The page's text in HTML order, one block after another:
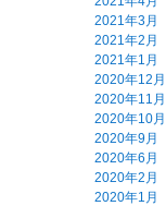
2021年3月
2021年2月
2021年1月
2020年12月
2020年11月
2020年10月
2020年9月
2020年6月
2020年2月
2020年1月